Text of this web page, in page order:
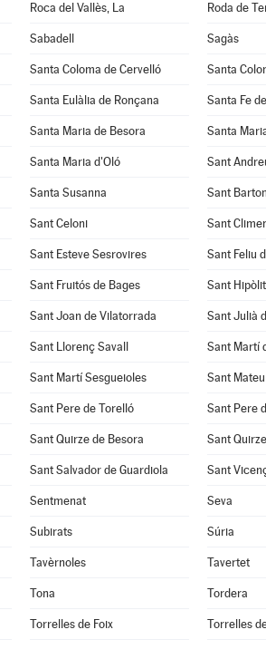
Roca del Vallès, La Roda de
Sabadell Sagàs
Santa Coloma de Cervelló Santa
Santa Eulàlia de Ronçana Santa Fe
Santa Maria de Besora Santa
Santa Maria d'Oló Sant
Santa Susanna Sant
Sant Celoni Sant
Sant Esteve Sesrovires Sant Feliu
Sant Fruitós de Bages Sant
Sant Joan de Vilatorrada Sant Julià
Sant Llorenç Savall Sant Martí
Sant Martí Sesgueioles Sant
Sant Pere de Torelló Sant Pere
Sant Quirze de Besora Sant
Sant Salvador de Guardiola Sant
Sentmenat Seva
Subirats Súria
Tavèrnoles Tavertet
Tona Tordera
Torrelles de Foix Torrelles